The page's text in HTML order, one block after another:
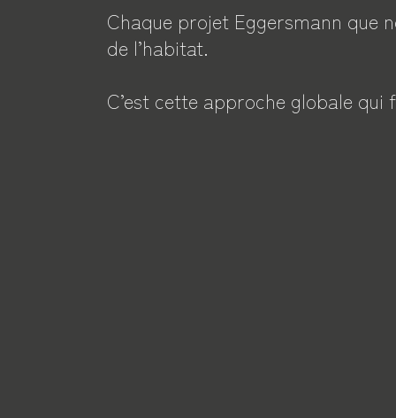
Chaque projet Eggersmann que
de l’habitat.
C’est cette approche globale